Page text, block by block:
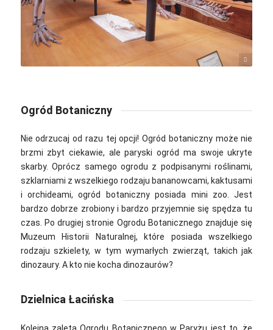
patrick janicek / Flickr / CC BY 2.0
Ogród Botaniczny
Nie odrzucaj od razu tej opcji! Ogród botaniczny może nie
brzmi zbyt ciekawie, ale paryski ogród ma swoje ukryte
skarby. Oprócz samego ogrodu z podpisanymi roślinami,
szklarniami z wszelkiego rodzaju bananowcami, kaktusami
i orchideami, ogród botaniczny posiada mini zoo. Jest
bardzo dobrze zrobiony i bardzo przyjemnie się spędza tu
czas. Po drugiej stronie Ogrodu Botanicznego znajduje się
Muzeum Historii Naturalnej, które posiada wszelkiego
rodzaju szkielety, w tym wymarłych zwierząt, takich jak
dinozaury. A kto nie kocha dinozaurów?
Dzielnica Łacińska